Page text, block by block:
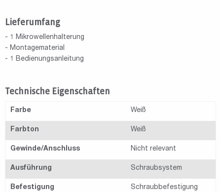
Lieferumfang
- 1 Mikrowellenhalterung
- Montagematerial
- 1 Bedienungsanleitung
Technische Eigenschaften
Farbe Weiß
Farbton Weiß
Gewinde/Anschluss Nicht relevant
Ausführung Schraubsystem
Befestigung Schraubbefestigung